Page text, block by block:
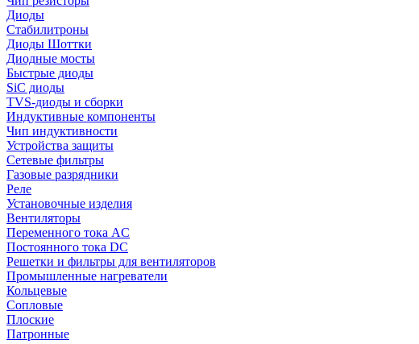
Диоды
Стабилитроны
Диоды Шоттки
Диодные мосты
Быстрые диоды
SiC диоды
TVS-диоды и сборки
Индуктивные компоненты
Чип индуктивности
Устройства защиты
Сетевые фильтры
Газовые разрядники
Реле
Установочные изделия
Вентиляторы
Переменного тока AC
Постоянного тока DC
Решетки и фильтры для вентиляторов
Промышленные нагреватели
Кольцевые
Сопловые
Плоские
Патронные